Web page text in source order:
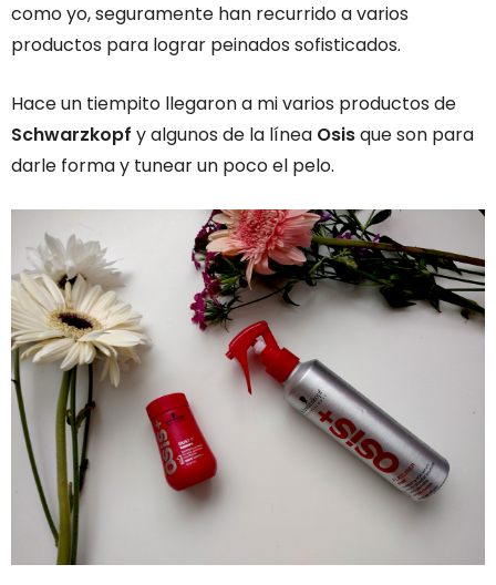
como yo, seguramente han recurrido a varios
productos para lograr peinados sofisticados.
Hace un tiempito llegaron a mi varios productos de
Schwarzkopf y algunos de la línea Osisque son para
darle forma y tunear un poco el pelo.